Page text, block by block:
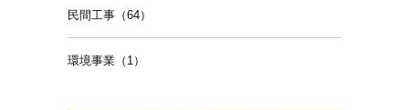
民間工事（64）
環境事業（1）